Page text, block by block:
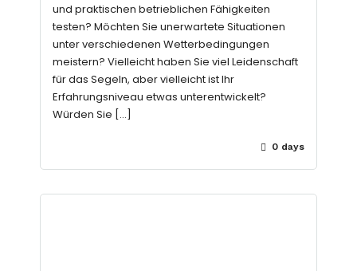
und praktischen betrieblichen Fähigkeiten
testen? Möchten Sie unerwartete Situationen
unter verschiedenen Wetterbedingungen
meistern? Vielleicht haben Sie viel Leidenschaft
für das Segeln, aber vielleicht ist Ihr
Erfahrungsniveau etwas unterentwickelt?
Würden Sie […]
0 days